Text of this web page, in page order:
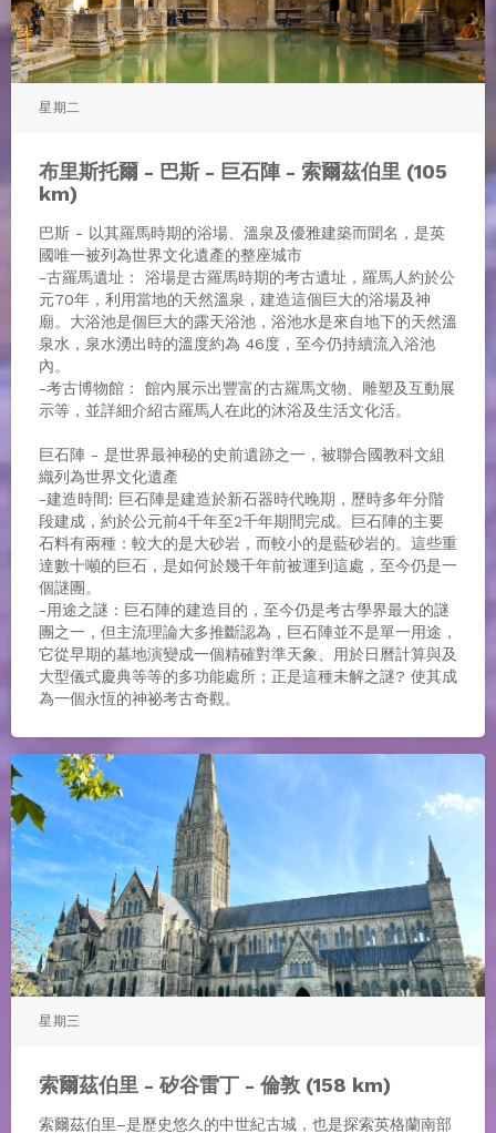
星期二
布里斯托爾 - 巴斯 - 巨石陣 - 索爾茲伯里 (105
km)
巴斯 - 以其羅馬時期的浴場、溫泉及優雅建築而聞名，是英
國唯一被列為世界文化遺產的整座城市
-古羅馬遺址： 浴場是古羅馬時期的考古遺址，羅馬人約於公
元70年，利用當地的天然溫泉，建造這個巨大的浴場及神
廟。大浴池是個巨大的露天浴池，浴池水是來自地下的天然溫
泉水，泉水湧出時的溫度約為 46度，至今仍持續流入浴池
內。
-考古博物館： 館內展示出豐富的古羅馬文物、雕塑及互動展
示等，並詳細介紹古羅馬人在此的沐浴及生活文化活。
巨石陣 - 是世界最神秘的史前遺跡之一，被聯合國教科文組
織列為世界文化遺產
-建造時間: 巨石陣是建造於新石器時代晚期，歷時多年分階
段建成，約於公元前4千年至2千年期間完成。巨石陣的主要
石料有兩種：較大的是大砂岩，而較小的是藍砂岩的。這些重
達數十噸的巨石，是如何於幾千年前被運到這處，至今仍是一
個謎團。
-用途之謎 : 巨石陣的建造目的，至今仍是考古學界最大的謎
團之一，但主流理論大多推斷認為，巨石陣並不是單一用途，
它從早期的墓地演變成一個精確對準天象、用於日曆計算與及
大型儀式慶典等等的多功能處所；正是這種未解之謎? 使其成
為一個永恆的神祕考古奇觀。
星期三
索爾茲伯里 - 矽谷雷丁 - 倫敦 (158 km)
索爾茲伯里–是歷史悠久的中世紀古城，也是探索英格蘭南部